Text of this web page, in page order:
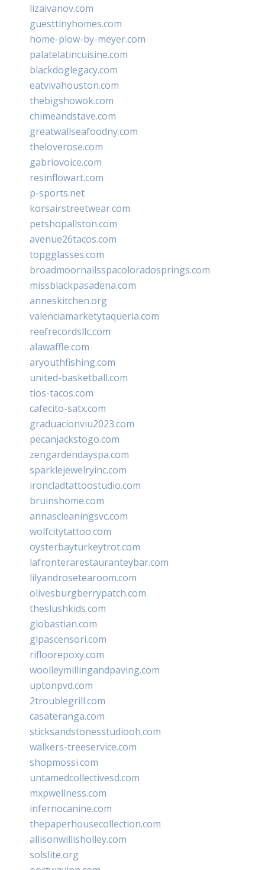
lizaivanov.com
guesttinyhomes.com
home-plow-by-meyer.com
palatelatincuisine.com
blackdoglegacy.com
eatvivahouston.com
thebigshowok.com
chimeandstave.com
greatwallseafoodny.com
theloverose.com
gabriovoice.com
resinflowart.com
p-sports.net
korsairstreetwear.com
petshopallston.com
avenue26tacos.com
topgglasses.com
broadmoornailsspacoloradosprings.com
missblackpasadena.com
anneskitchen.org
valenciamarketytaqueria.com
reefrecordsllc.com
alawaffle.com
aryouthfishing.com
united-basketball.com
tios-tacos.com
cafecito-satx.com
graduacionviu2023.com
pecanjackstogo.com
zengardendayspa.com
sparklejewelryinc.com
ironcladtattoostudio.com
bruinshome.com
annascleaningsvc.com
wolfcitytattoo.com
oysterbayturkeytrot.com
lafronterarestauranteybar.com
lilyandrosetearoom.com
olivesburgberrypatch.com
theslushkids.com
giobastian.com
glpascensori.com
rifloorepoxy.com
woolleymillingandpaving.com
uptonpvd.com
2troublegrill.com
casateranga.com
sticksandstonesstudiooh.com
walkers-treeservice.com
shopmossi.com
untamedcollectivesd.com
mxpwellness.com
infernocanine.com
thepaperhousecollection.com
allisonwillisholley.com
solslite.org